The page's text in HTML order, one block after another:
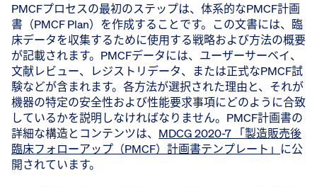
PMCFプロセスの最初のステップは、体系的なPMCF計画
書（PMCF Plan）を作成することです。この文書には、臨
床データを収集するために使用する戦略および方法の概要
が記載されます。PMCFデータには、ユーザーサーベイ、
文献レビュー、レジストリデータ、または正式なPMCF試
験などが含まれます。各方法が選択された理由と、それが
機器の特定の安全性および性能要求事項にどのように合致
しているかを説明しなければなりません。PMCF計画書の
詳細な構造とコンテンツは、 MDCG 2020-7 「製造販売後
臨床フォローアップ（PMCF）計画書テンプレート」 に公
開されています。